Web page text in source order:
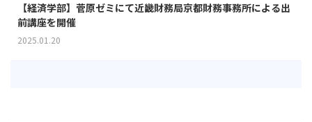
【経済学部】菅原ゼミにて近畿財務局京都財務事務所による出
前講座を開催
2025.01.20